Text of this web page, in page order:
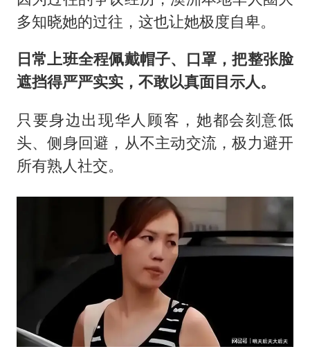
多知晓她的过往，这也让她极度自卑。
日常上班全程佩戴帽子、口罩，把整张脸
遮挡得严严实实，不敢以真面目示人。
只要身边出现华人顾客，她都会刻意低
头、侧身回避，从不主动交流，极力避开
所有熟人社交。